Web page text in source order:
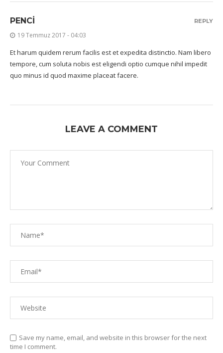
PENCI
19 Temmuz 2017 - 04:03
Et harum quidem rerum facilis est et expedita distinctio. Nam libero
tempore, cum soluta nobis est eligendi optio cumque nihil impedit
quo minus id quod maxime placeat facere.
REPLY
LEAVE A COMMENT
Save my name, email, and website in this browser for the next
time I comment.